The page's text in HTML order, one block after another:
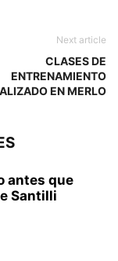
Next article
CLASES DE
ENTRENAMIENTO
EN MERLO
antes que
Santilli